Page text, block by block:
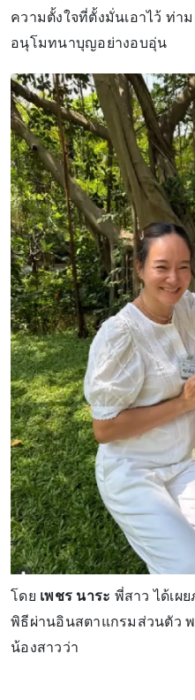
ความตั้งใจที่ตั้งมั่นเอาไว้ ท่า
อนุโมทนาบุญอย่างอบอุ่น
โดย เพชร นาระ พี่สาว ได้เผ
พิธีผ่านอินสตาแกรมส่วนตัว
น้องสาวว่า